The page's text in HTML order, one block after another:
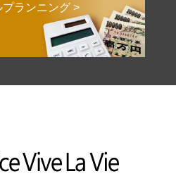
ランニング >